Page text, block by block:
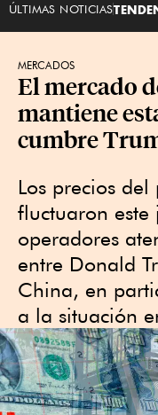
ÚLTIMAS NOTICIAS
MERCADOS
El mercado
mantiene
cumbre
Los precios
fluctuaron este
operadores
entre Donald
China, en
a la situación